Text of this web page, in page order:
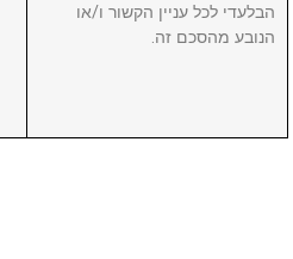
הבלעדי לכל עניין הקשור ו/או
הנובע מהסכם זה.